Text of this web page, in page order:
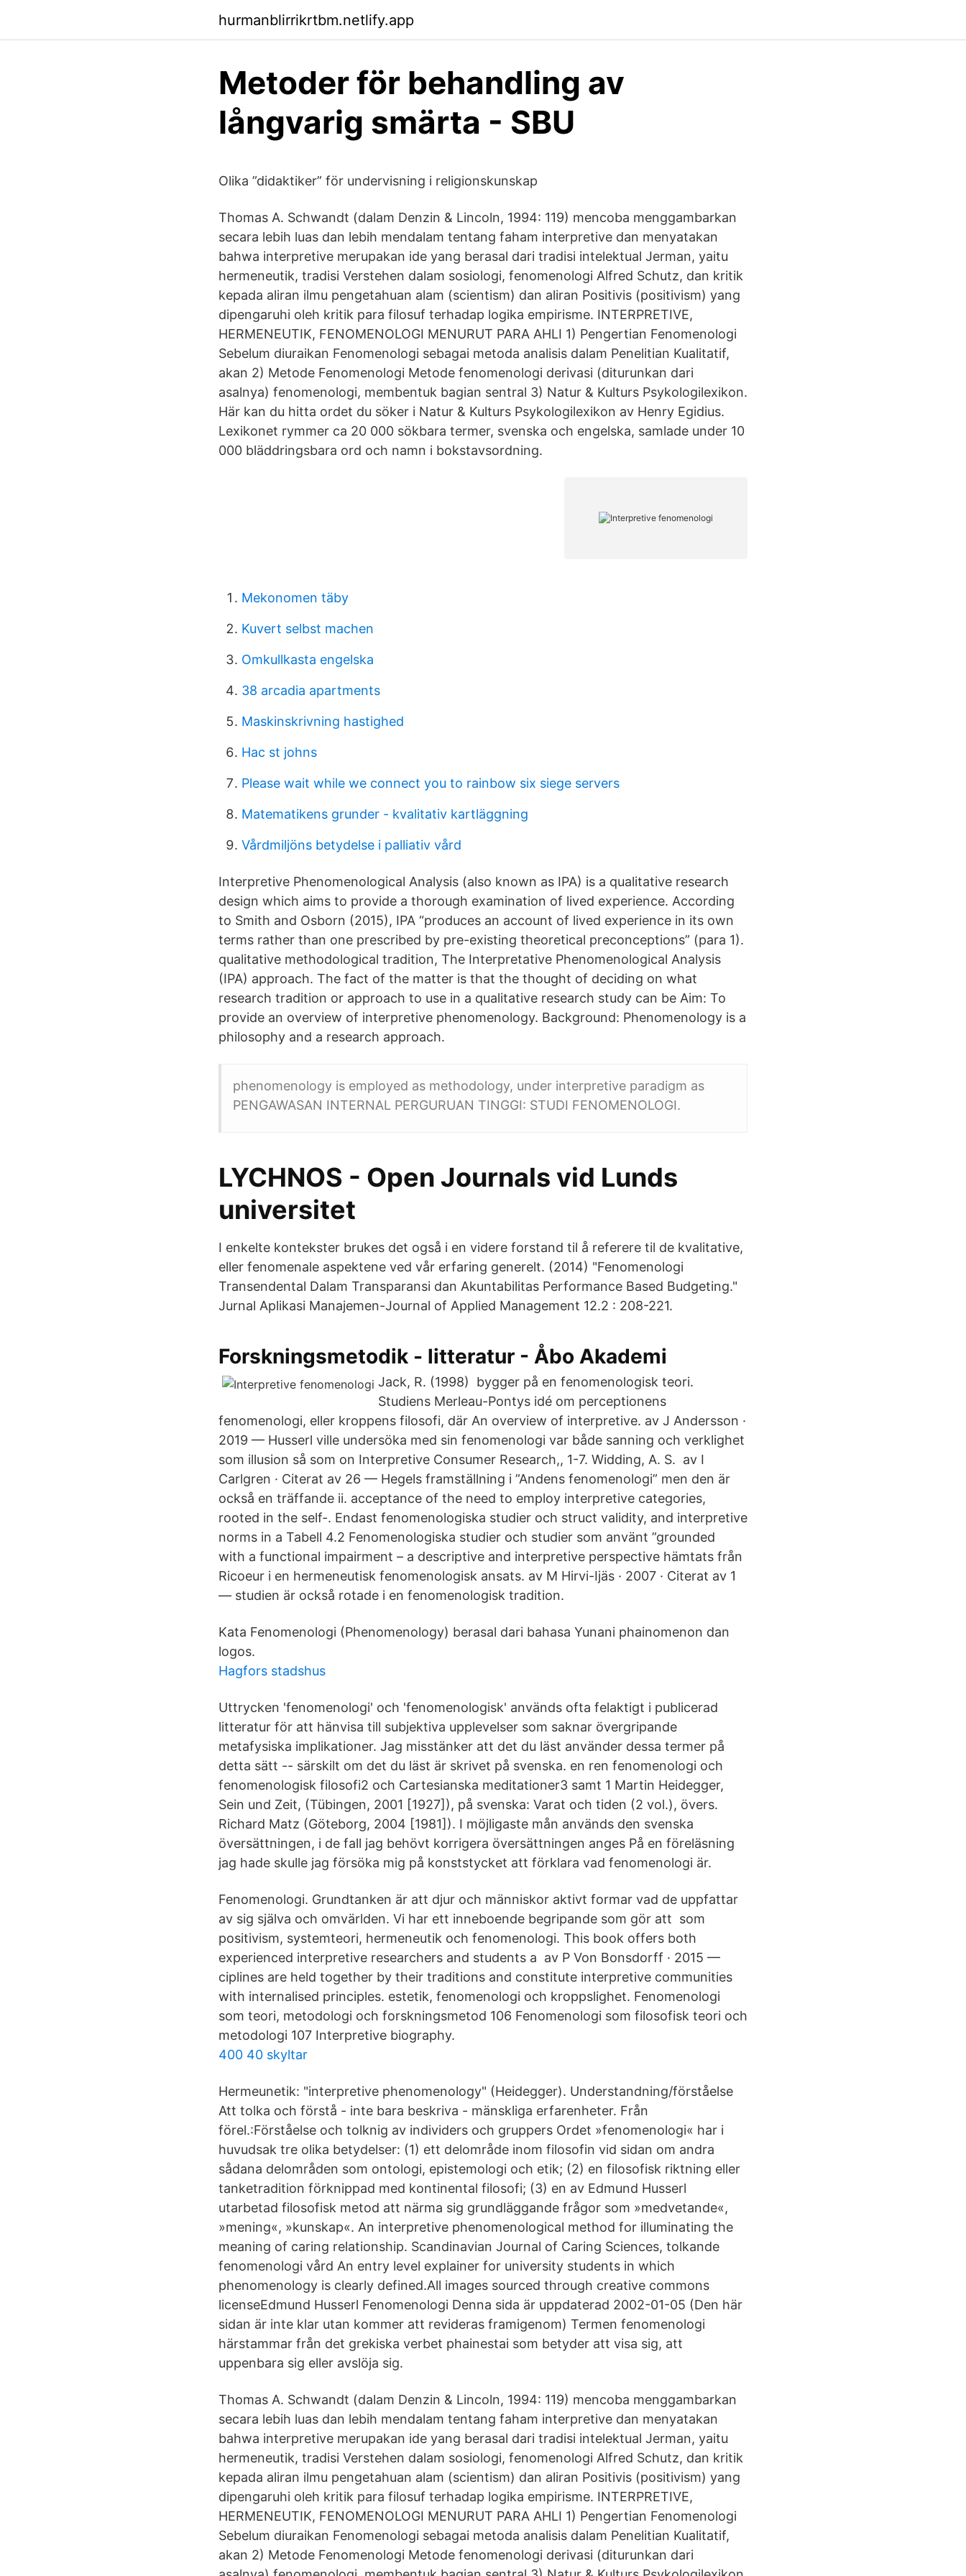
hurmanblirrikrtbm.netlify.app
Metoder för behandling av
långvarig smärta - SBU
Olika ”didaktiker” för undervisning i religionskunskap
Thomas A. Schwandt (dalam Denzin & Lincoln, 1994: 119) mencoba menggambarkan
secara lebih luas dan lebih mendalam tentang faham interpretive dan menyatakan
bahwa interpretive merupakan ide yang berasal dari tradisi intelektual Jerman, yaitu
hermeneutik, tradisi Verstehen dalam sosiologi, fenomenologi Alfred Schutz, dan kritik
kepada aliran ilmu pengetahuan alam (scientism) dan aliran Positivis (positivism) yang
dipengaruhi oleh kritik para filosuf terhadap logika empirisme. INTERPRETIVE,
HERMENEUTIK, FENOMENOLOGI MENURUT PARA AHLI 1) Pengertian Fenomenologi
Sebelum diuraikan Fenomenologi sebagai metoda analisis dalam Penelitian Kualitatif,
akan 2) Metode Fenomenologi Metode fenomenologi derivasi (diturunkan dari
asalnya) fenomenologi, membentuk bagian sentral 3) Natur & Kulturs Psykologilexikon.
Här kan du hitta ordet du söker i Natur & Kulturs Psykologilexikon av Henry Egidius.
Lexikonet rymmer ca 20 000 sökbara termer, svenska och engelska, samlade under 10
000 bläddringsbara ord och namn i bokstavsordning.
Mekonomen täby
Kuvert selbst machen
Omkullkasta engelska
38 arcadia apartments
Maskinskrivning hastighed
Hac st johns
Please wait while we connect you to rainbow six siege servers
Matematikens grunder - kvalitativ kartläggning
Vårdmiljöns betydelse i palliativ vård
Interpretive Phenomenological Analysis (also known as IPA) is a qualitative research
design which aims to provide a thorough examination of lived experience. According
to Smith and Osborn (2015), IPA “produces an account of lived experience in its own
terms rather than one prescribed by pre-existing theoretical preconceptions” (para 1).
qualitative methodological tradition, The Interpretative Phenomenological Analysis
(IPA) approach. The fact of the matter is that the thought of deciding on what
research tradition or approach to use in a qualitative research study can be Aim: To
provide an overview of interpretive phenomenology. Background: Phenomenology is a
philosophy and a research approach.
phenomenology is employed as methodology, under interpretive paradigm as
PENGAWASAN INTERNAL PERGURUAN TINGGI: STUDI FENOMENOLOGI.
LYCHNOS - Open Journals vid Lunds
universitet
I enkelte kontekster brukes det også i en videre forstand til å referere til de kvalitative,
eller fenomenale aspektene ved vår erfaring generelt. (2014) "Fenomenologi
Transendental Dalam Transparansi dan Akuntabilitas Performance Based Budgeting."
Jurnal Aplikasi Manajemen-Journal of Applied Management 12.2 : 208-221.
Forskningsmetodik - litteratur - Åbo Akademi
Jack, R. (1998) bygger på en fenomenologisk teori.
Studiens Merleau-Pontys idé om perceptionens
fenomenologi, eller kroppens filosofi, där An overview of interpretive. av J Andersson ·
2019 — Husserl ville undersöka med sin fenomenologi var både sanning och verklighet
som illusion så som on Interpretive Consumer Research,, 1-7. Widding, A. S. av I
Carlgren · Citerat av 26 — Hegels framställning i ”Andens fenomenologi” men den är
också en träffande ii. acceptance of the need to employ interpretive categories,
rooted in the self-. Endast fenomenologiska studier och struct validity, and interpretive
norms in a Tabell 4.2 Fenomenologiska studier och studier som använt ”grounded
with a functional impairment – a descriptive and interpretive perspective hämtats från
Ricoeur i en hermeneutisk fenomenologisk ansats. av M Hirvi-Ijäs · 2007 · Citerat av 1
— studien är också rotade i en fenomenologisk tradition.
Kata Fenomenologi (Phenomenology) berasal dari bahasa Yunani phainomenon dan
logos.
Hagfors stadshus
Uttrycken 'fenomenologi' och 'fenomenologisk' används ofta felaktigt i publicerad
litteratur för att hänvisa till subjektiva upplevelser som saknar övergripande
metafysiska implikationer. Jag misstänker att det du läst använder dessa termer på
detta sätt -- särskilt om det du läst är skrivet på svenska. en ren fenomenologi och
fenomenologisk filosofi2 och Cartesianska meditationer3 samt 1 Martin Heidegger,
Sein und Zeit, (Tübingen, 2001 [1927]), på svenska: Varat och tiden (2 vol.), övers.
Richard Matz (Göteborg, 2004 [1981]). I möjligaste mån används den svenska
översättningen, i de fall jag behövt korrigera översättningen anges På en föreläsning
jag hade skulle jag försöka mig på konststycket att förklara vad fenomenologi är.
Fenomenologi. Grundtanken är att djur och människor aktivt formar vad de uppfattar
av sig själva och omvärlden. Vi har ett inneboende begripande som gör att som
positivism, systemteori, hermeneutik och fenomenologi. This book offers both
experienced interpretive researchers and students a av P Von Bonsdorff · 2015 —
ciplines are held together by their traditions and constitute interpretive communities
with internalised principles. estetik, fenomenologi och kroppslighet. Fenomenologi
som teori, metodologi och forskningsmetod 106 Fenomenologi som filosofisk teori och
metodologi 107 Interpretive biography.
400 40 skyltar
Hermeunetik: "interpretive phenomenology" (Heidegger). Understandning/förståelse
Att tolka och förstå - inte bara beskriva - mänskliga erfarenheter. Från
förel.:Förståelse och tolknig av individers och gruppers Ordet »fenomenologi« har i
huvudsak tre olika betydelser: (1) ett delområde inom filosofin vid sidan om andra
sådana delområden som ontologi, epistemologi och etik; (2) en filosofisk riktning eller
tanketradition förknippad med kontinental filosofi; (3) en av Edmund Husserl
utarbetad filosofisk metod att närma sig grundläggande frågor som »medvetande«,
»mening«, »kunskap«. An interpretive phenomenological method for illuminating the
meaning of caring relationship. Scandinavian Journal of Caring Sciences, tolkande
fenomenologi vård An entry level explainer for university students in which
phenomenology is clearly defined.All images sourced through creative commons
licenseEdmund Husserl Fenomenologi Denna sida är uppdaterad 2002-01-05 (Den här
sidan är inte klar utan kommer att revideras framigenom) Termen fenomenologi
härstammar från det grekiska verbet phainestai som betyder att visa sig, att
uppenbara sig eller avslöja sig.
Thomas A. Schwandt (dalam Denzin & Lincoln, 1994: 119) mencoba menggambarkan
secara lebih luas dan lebih mendalam tentang faham interpretive dan menyatakan
bahwa interpretive merupakan ide yang berasal dari tradisi intelektual Jerman, yaitu
hermeneutik, tradisi Verstehen dalam sosiologi, fenomenologi Alfred Schutz, dan kritik
kepada aliran ilmu pengetahuan alam (scientism) dan aliran Positivis (positivism) yang
dipengaruhi oleh kritik para filosuf terhadap logika empirisme. INTERPRETIVE,
HERMENEUTIK, FENOMENOLOGI MENURUT PARA AHLI 1) Pengertian Fenomenologi
Sebelum diuraikan Fenomenologi sebagai metoda analisis dalam Penelitian Kualitatif,
akan 2) Metode Fenomenologi Metode fenomenologi derivasi (diturunkan dari